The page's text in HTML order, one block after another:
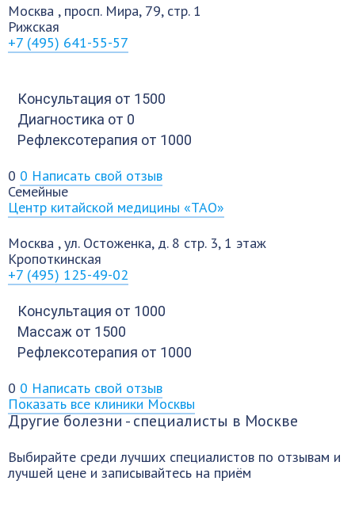
Москва , просп. Мира, 79, стр. 1
Рижская
+7 (495) 641-55-57
Консультация от 1500
Диагностика от 0
Рефлексотерапия от 1000
0 0 Написать свой отзыв
Семейные
Центр китайской медицины «ТАО»
Москва ,ул. Остоженка, д. 8 стр. 3, 1 этаж
Кропоткинская
+7 (495) 125-49-02
Консультация от 1000
Массаж от 1500
Рефлексотерапия от 1000
0 0 Написать свой отзыв
Показать все клиники Москвы
Другие болезни - специалисты в Москве
Выбирайте среди лучших специалистов по отзывам и
лучшей цене и записывайтесь на приём